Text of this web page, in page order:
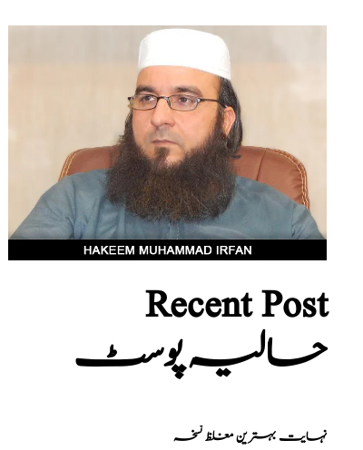
Recent Post
حالیہ پوسٹ
نہایت بہترین مغلظ نسخہ